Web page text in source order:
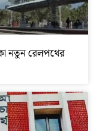
নতুন রেলপথের